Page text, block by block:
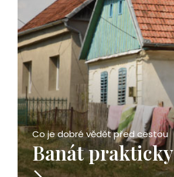
Co je dobré vědět před cestou
Banát prakticky